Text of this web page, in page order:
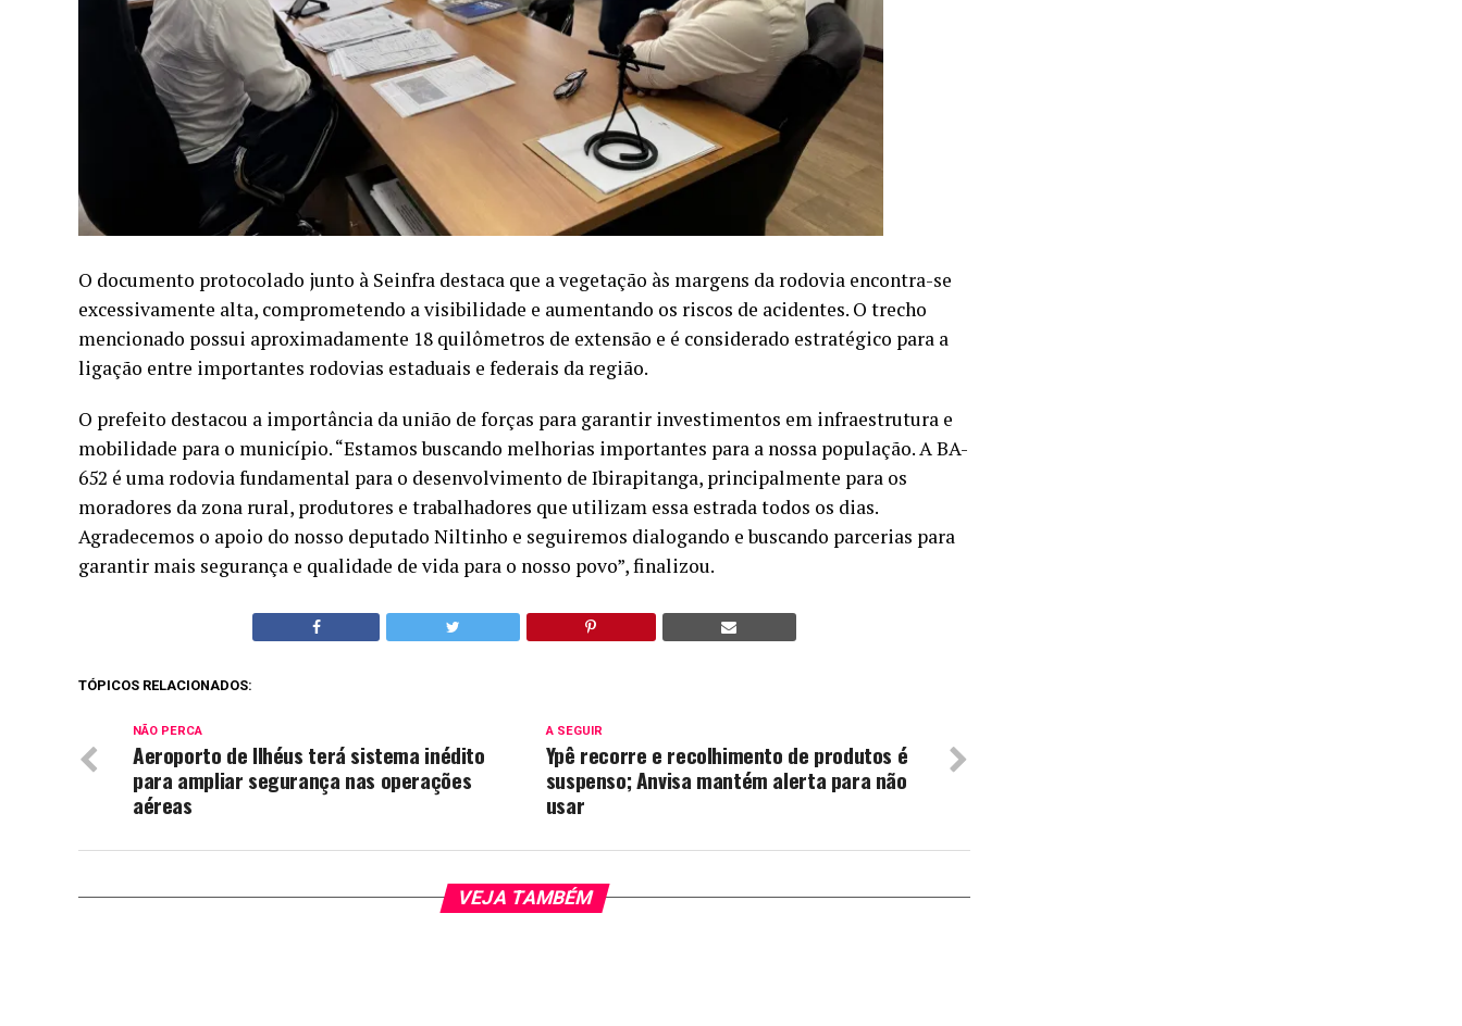
O documento protocolado junto à Seinfra destaca que a vegetação às margens da rodovia encontra-se
excessivamente alta, comprometendo a visibilidade e aumentando os riscos de acidentes. O trecho
mencionado possui aproximadamente 18 quilômetros de extensão e é considerado estratégico para a
ligação entre importantes rodovias estaduais e federais da região.
O prefeito destacou a importância da união de forças para garantir investimentos em infraestrutura e
mobilidade para o município. “Estamos buscando melhorias importantes para a nossa população. A BA-
652 é uma rodovia fundamental para o desenvolvimento de Ibirapitanga, principalmente para os
moradores da zona rural, produtores e trabalhadores que utilizam essa estrada todos os dias.
Agradecemos o apoio do nosso deputado Niltinho e seguiremos dialogando e buscando parcerias para
garantir mais segurança e qualidade de vida para o nosso povo”, finalizou.
TÓPICOS RELACIONADOS:
A SEGUIR
Ypê recorre e recolhimento de produtos é
suspenso; Anvisa mantém alerta para não
usar
NÃO PERCA
Aeroporto de Ilhéus terá sistema inédito
para ampliar segurança nas operações
aéreas
VEJA TAMBÉM